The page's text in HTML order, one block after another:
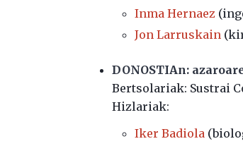
Inma Hernaez
Jon Larruskain
DONOSTIAn:
Bertsolariak: Sustrai
Hizlariak:
Iker Badiola